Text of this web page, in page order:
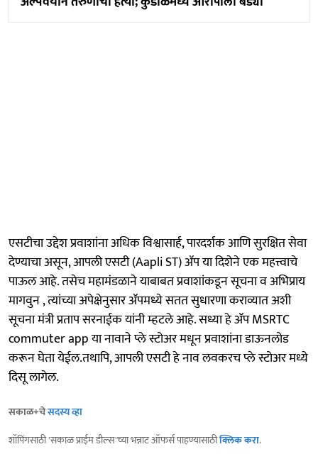
एसटीचा उद्देश प्रवाशांना अधिक विश्वासार्ह, पारदर्शक आणि सुरक्षित सेवा
देण्याचा असून, आपली एसटी (Aapli ST) ॲप या दिशेने एक महत्त्वाचे
पाऊल आहे. तसेच महामंडळाने याबाबत प्रवाशांकडून सूचना व अभिप्राय
मागवुन , त्यांच्या अपेक्षेनुसार ॲपमध्ये सतत सुधारणा कराव्यात अशी
सूचना मंत्री प्रताप सरनाईक यांनी म्हटले आहे. सध्या हे ॲप MSRTC
commuter app या नावाने प्ले स्टोअर मधून प्रवाशांना डाऊनलोड
करून घेता येईल.तथापि, आपली एसटी हे नाव लवकरच प्ले स्टोअर मध्ये
दिसू लागेल.
सकाळ+चेसदस्य व्हा
शॉपिंगसाठी 'सकाळ प्राईम डील्स'च्या भन्नाट ऑफर्स पाहण्यासाठीक्लिक करा.